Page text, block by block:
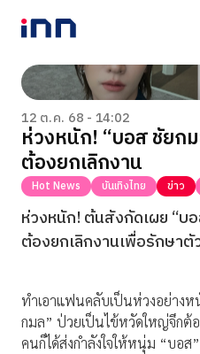
NEWS
ENTERTAINMENT
LIFESTYLE
HOROSCOPE
LOTTERY
VIDEO
ร่วมด้วยช่วยกัน
12 ต.ค. 68 - 14:02
ห่วงหนัก! “บอส ชัยก
ต้องยกเลิกงาน
Hot News บันเทิงไทย ข่าว
ห่วงหนัก! ต้นสังกัดเผย “บ
ต้องยกเลิกงานเพื่อรักษา
ทำเอาแฟนคลับเป็นห่วงอย่าง
กมล” ป่วยเป็นไข้หวัดใหญ่จึกต้
คนก็ได้ส่งกำลังใจให้หนุ่ม “บอส